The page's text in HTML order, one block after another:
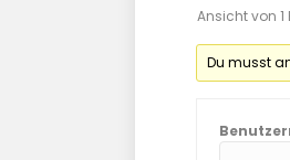
Ansicht von
Du musst